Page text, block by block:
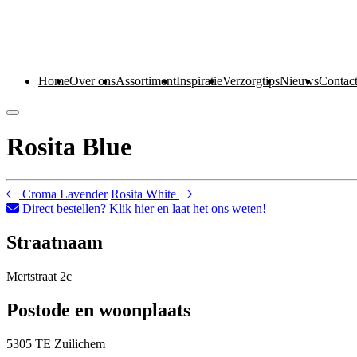
HomeOver onsAssortimentInspiratieVerzorgtipsNieuwsContact
Rosita Blue
Croma Lavender Rosita White
Direct bestellen? Klik hier en laat het ons weten!
Straatnaam
Mertstraat 2c
Postode en woonplaats
5305 TE Zuilichem